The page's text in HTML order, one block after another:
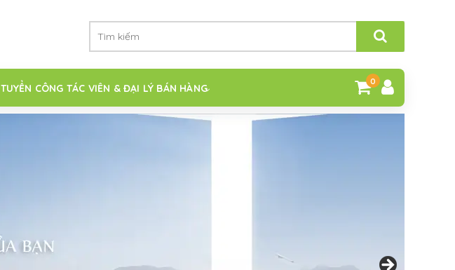
TUYỂN CÔNG TÁC VIÊN & ĐẠI LÝ BÁN HÀNG
0